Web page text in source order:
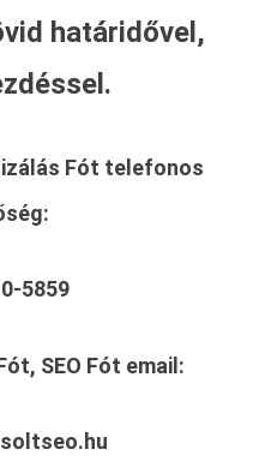
határidővel,
Fót telefonos
5859
SEO Fót email: